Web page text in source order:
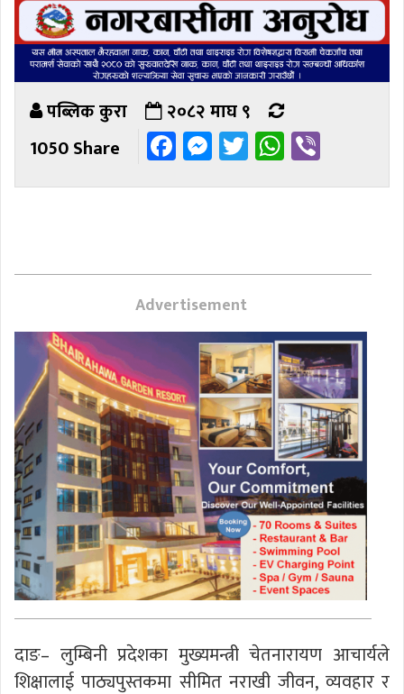
पब्लिक कुरा
२०८२ माघ ९
1050 Share
Facebook
Messenger
Twitter
Advertisement
दाङ– लुम्बिनी प्रदेशका मुख्यमन्त्री चेतनारायण आचार्यले
शिक्षालाई पाठ्यपुस्तकमा सीमित नराखी जीवन, व्यवहार र